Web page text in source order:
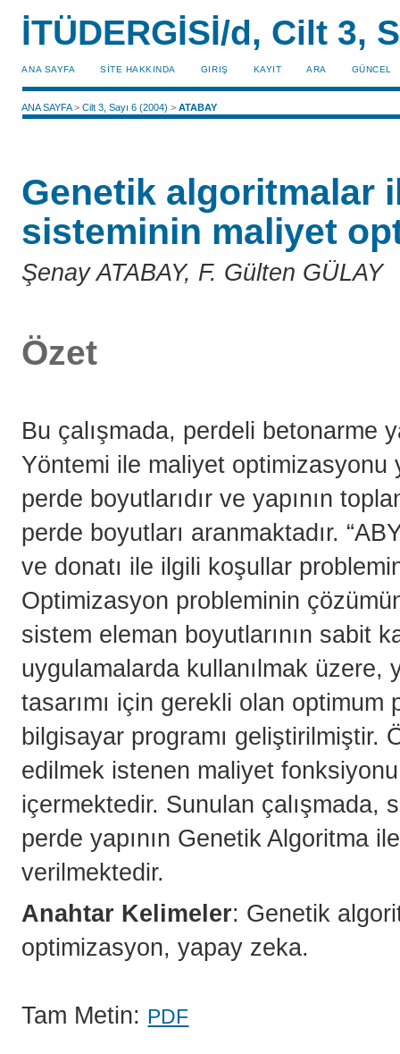
İTÜDERGİSİ/d, Cilt 3,
ANA SAYFA SİTE HAKKINDA GIRIŞ KAYIT ARA GÜNCEL
ANA SAYFA>Cilt 3, Sayı 6 (2004) >ATABAY
Genetik algoritmalar
sisteminin maliyet
Şenay ATABAY, F. Gülten GÜLAY
Özet
Bu çalışmada, perdeli betonarme
Yöntemi ile maliyet optimizasyonu
perde boyutlarıdır ve yapının
perde boyutları aranmaktadır.
ve donatı ile ilgili koşullar
Optimizasyon probleminin
sistem eleman boyutlarının sabit
uygulamalarda kullanılmak üzere,
tasarımı için gerekli olan optimum
bilgisayar programı geliştirilmiştir.
edilmek istenen maliyet
içermektedir. Sunulan çalışmada,
perde yapının Genetik Algoritma
verilmektedir.
Anahtar Kelimeler: Genetik
optimizasyon, yapay zeka.
Tam Metin: PDF